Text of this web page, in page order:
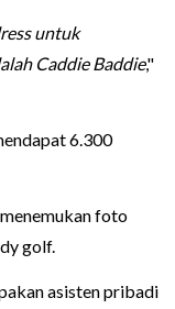
untuk
Caddie Baddie,"
6.300
foto
golf.
asisten pribadi